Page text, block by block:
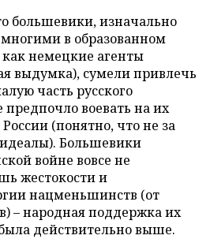
большевики, изначально
в образованном
как немецкие агенты
выдумка), сумели привлечь
часть русского
предпочло воевать на их
(понятно, что не за
Большевики
войне вовсе не
жестокости и
нацменьшинств (от
– народная поддержка их
действительно выше.